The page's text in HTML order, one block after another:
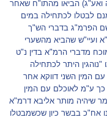
הביאו מהתו"ח שאחר
לבטלו לכתחילה במים
הפרמ"ג בדברי הש"ך
ועיי"ש שהביא מהשערי
מדברי הרמ"א בדין נ"ט
היתר לכתחילה
המין השני דווקא אחר
כך ע"מ לאוכלם עם המין
שיהיה מותר אליבא דרמ"א
אח"כ בבשר כיון שכשמבטלו